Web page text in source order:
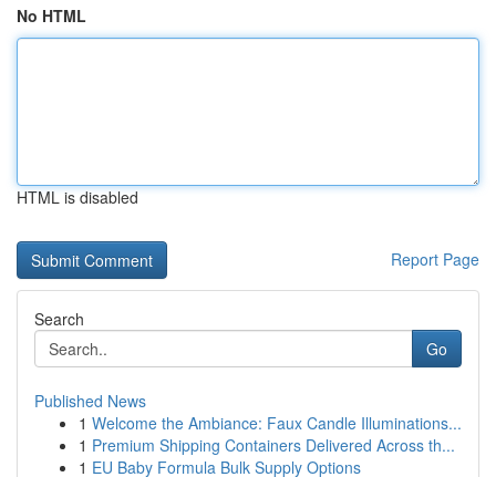
No HTML
HTML is disabled
Report Page
Search
Go
Published News
1 Welcome the Ambiance: Faux Candle Illuminations...
1 Premium Shipping Containers Delivered Across th...
1 EU Baby Formula Bulk Supply Options